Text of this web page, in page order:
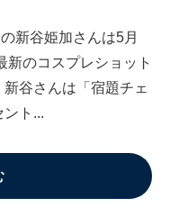
新谷姫加さんは5月
新のコスプレショット
谷さんは「宿題チェ
ト...